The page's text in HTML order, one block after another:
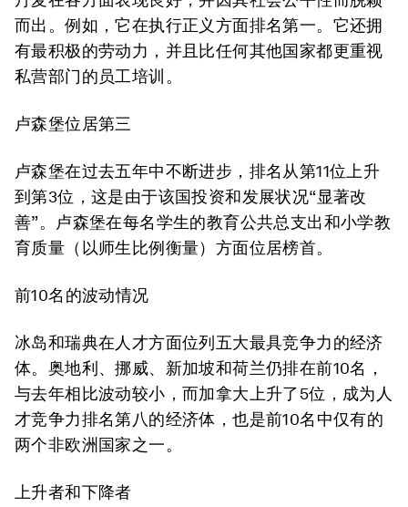
而出。例如，它在执行正义方面排名第一。它还拥
有最积极的劳动力，并且比任何其他国家都更重视
私营部门的员工培训。
卢森堡位居第三
卢森堡在过去五年中不断进步，排名从第11位上升
到第3位，这是由于该国投资和发展状况“显著改
善”。卢森堡在每名学生的教育公共总支出和小学教
育质量（以师生比例衡量）方面位居榜首。
前10名的波动情况
冰岛和瑞典在人才方面位列五大最具竞争力的经济
体。奥地利、挪威、新加坡和荷兰仍排在前10名，
与去年相比波动较小，而加拿大上升了5位，成为人
才竞争力排名第八的经济体，也是前10名中仅有的
两个非欧洲国家之一。
上升者和下降者